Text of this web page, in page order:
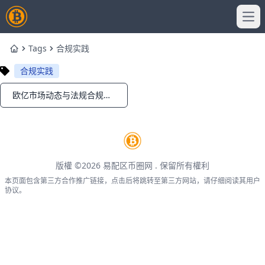
HomeTags
合规实践
合规实践
Notifications 欧亿市场动态与法规合规信息速览：全球监管与投资者守则
版權 ©2026 易配区币圈网 . 保留所有權利
本页面包含第三方合作推广链接，点击后将跳转至第三方网站，请仔细阅读其用户
协议。